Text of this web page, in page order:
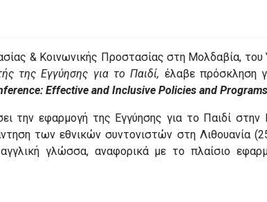
& Κοινωνικής Προστασίας στη Μολδαβία, του
της Εγγύησης για το Παιδί, έλαβε πρόσκληση
Effective and Inclusive Policies and
την εφαρμογή της Εγγύησης για το Παιδί
των εθνικών συντονιστών στη
γλώσσα, αναφορικά με το πλαίσιο